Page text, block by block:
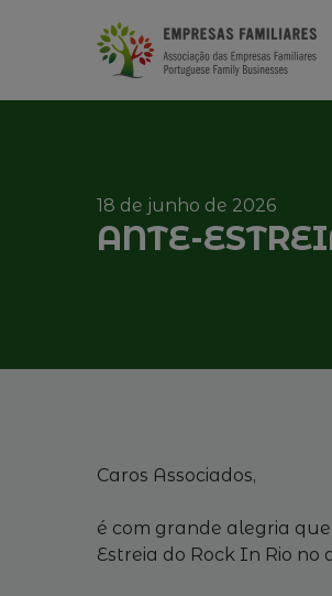
18 de junho de 2026
ANTE-
Caros Associados,
é com grande alegria
Estreia do Rock In Rio no